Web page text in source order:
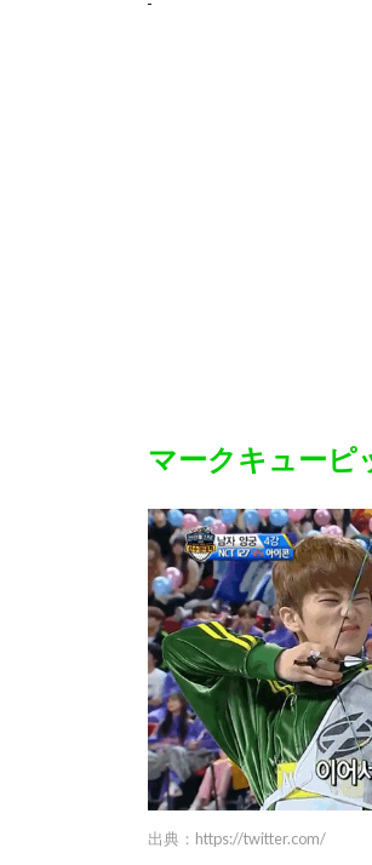
マークキュー
出典： https://twitter.com/